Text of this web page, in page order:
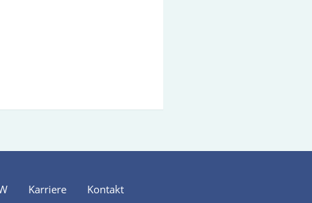
Karriere Kontakt